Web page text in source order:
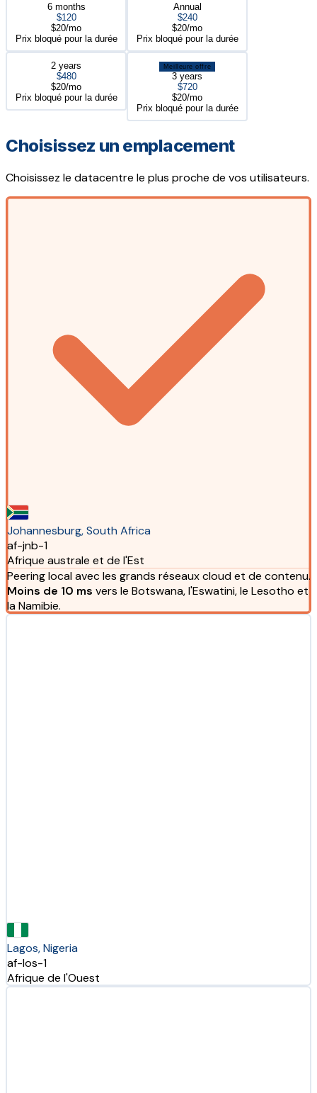
6 months
$120
$20/mo
Prix bloqué pour la durée
Annual
$240
$20/mo
Prix bloqué pour la durée
2 years
$480
$20/mo
Prix bloqué pour la durée
Meilleure offre
3 years
$720
$20/mo
Prix bloqué pour la durée
Choisissez un emplacement
Choisissez le datacentre le plus proche de vos utilisateurs.
Johannesburg, South Africa
af-jnb-1
Afrique australe et de l'Est
Peering local avec les grands réseaux cloud et de contenu.
Moins de 10 ms vers le Botswana, l'Eswatini, le Lesotho et
la Namibie.
Lagos, Nigeria
af-los-1
Afrique de l'Ouest